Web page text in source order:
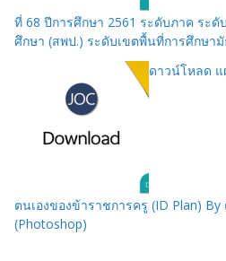
ที่ 68 ปีการศึกษา 2561 ระดับภาค ระ
ศึกษา (สพป.) ระดับเขตพื้นที่การศึกษา
ดาวน์โหลด
ตนเองของข้าราชการครู (ID Plan)
(Photoshop)